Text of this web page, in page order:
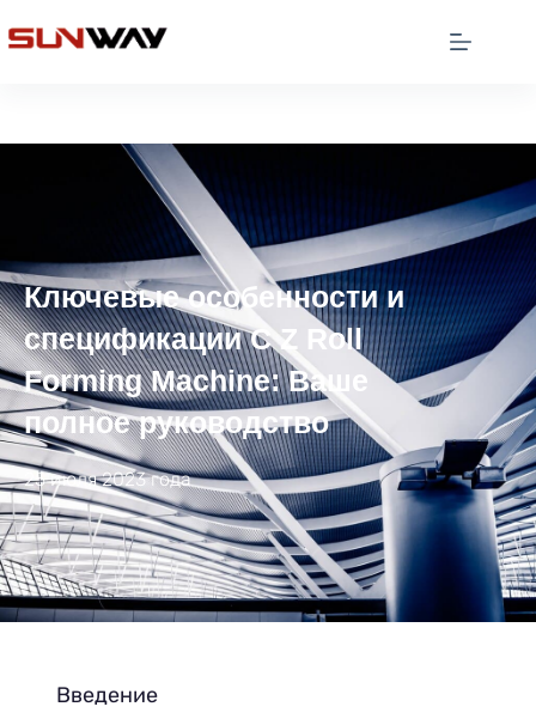
Ключевые особенности и
спецификации C Z Roll
Forming Machine: Ваше
полное руководство
25 июля 2023 года
Введение